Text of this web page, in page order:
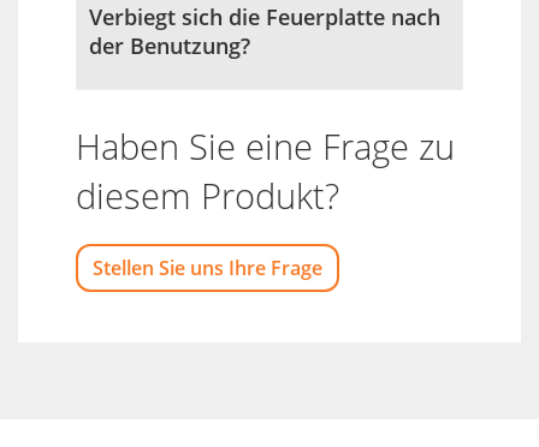
Verbiegt sich die Feuerplatte nach
der Benutzung?
Haben Sie eine Frage zu
diesem Produkt?
Stellen Sie uns Ihre Frage